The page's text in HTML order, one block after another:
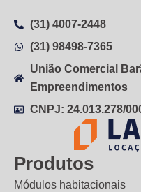
(31) 4007-2448
(31) 98498-7365
União Comercial
Empreendimentos
CNPJ: 24.013.278/
Produtos
Módulos habitacionais